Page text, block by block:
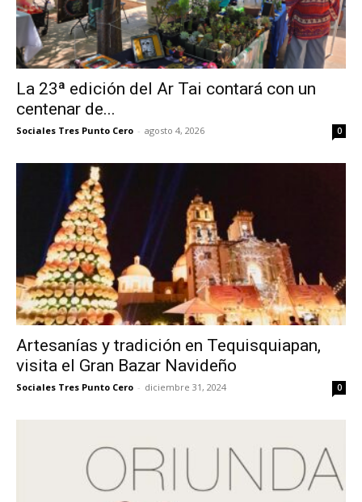
La 23ª edición del Ar Tai contará con un
centenar de...
Sociales Tres Punto Cero - agosto 4, 2026 0
Artesanías y tradición en Tequisquiapan,
visita el Gran Bazar Navideño
Sociales Tres Punto Cero - diciembre 31, 2024 0